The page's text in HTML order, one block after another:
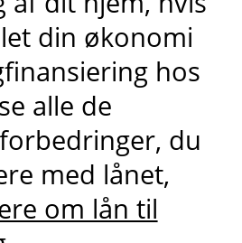
din økonomi
hos
alle de
du
med lånet,
om lån til